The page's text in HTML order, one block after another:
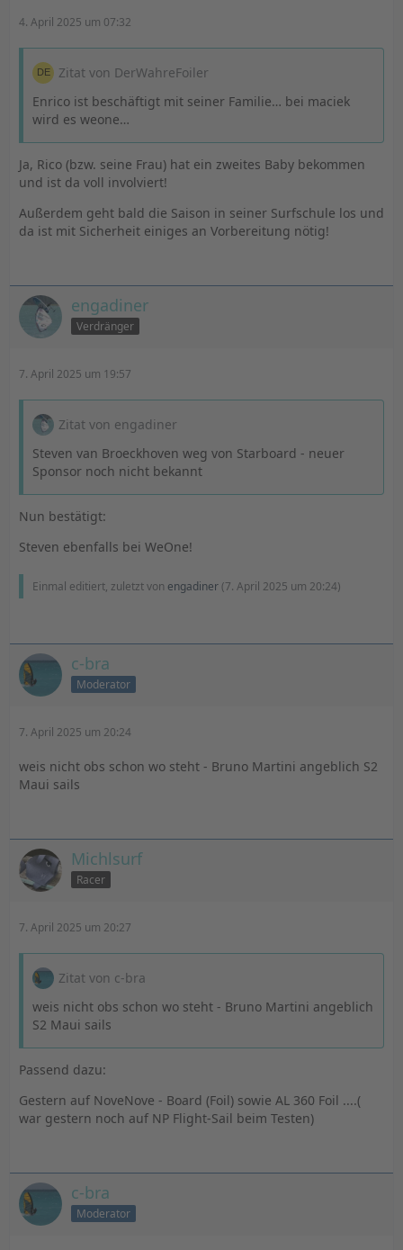
4. April 2025 um 07:32
Zitat von DerWahreFoiler
Enrico ist beschäftigt mit seiner Familie… bei maciek
wird es weone…
Ja, Rico (bzw. seine Frau) hat ein zweites Baby bekommen
und ist da voll involviert!
Außerdem geht bald die Saison in seiner Surfschule los und
da ist mit Sicherheit einiges an Vorbereitung nötig!
engadiner
Verdränger
7. April 2025 um 19:57
Zitat von engadiner
Steven van Broeckhoven weg von Starboard - neuer
Sponsor noch nicht bekannt
Nun bestätigt:
Steven ebenfalls bei WeOne!
Einmal editiert, zuletzt von engadiner (7. April 2025 um 20:24)
c-bra
Moderator
7. April 2025 um 20:24
weis nicht obs schon wo steht - Bruno Martini angeblich S2
Maui sails
Michlsurf
Racer
7. April 2025 um 20:27
Zitat von c-bra
weis nicht obs schon wo steht - Bruno Martini angeblich
S2 Maui sails
Passend dazu:
Gestern auf NoveNove - Board (Foil) sowie AL 360 Foil ....(
war gestern noch auf NP Flight-Sail beim Testen)
c-bra
Moderator